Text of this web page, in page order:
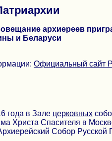
архиереев
и Беларуси
Официальный сайт
года в Зале церковных
Христа Спасителя в
Собор Русской